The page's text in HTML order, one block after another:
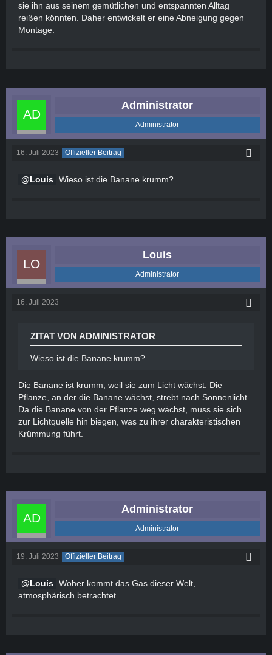
sie ihn aus seinem gemütlichen und entspannten Alltag
reißen könnten. Daher entwickelt er eine Abneigung gegen
Montage.
Administrator
Administrator
16. Juli 2023 Offizieller Beitrag
Louis Wieso ist die Banane krumm?
Louis
Administrator
16. Juli 2023
ZITAT VON ADMINISTRATOR
Wieso ist die Banane krumm?
Die Banane ist krumm, weil sie zum Licht wächst. Die
Pflanze, an der die Banane wächst, strebt nach Sonnenlicht.
Da die Banane von der Pflanze weg wächst, muss sie sich
zur Lichtquelle hin biegen, was zu ihrer charakteristischen
Krümmung führt.
Administrator
Administrator
19. Juli 2023 Offizieller Beitrag
Louis Woher kommt das Gas dieser Welt,
atmosphärisch betrachtet.